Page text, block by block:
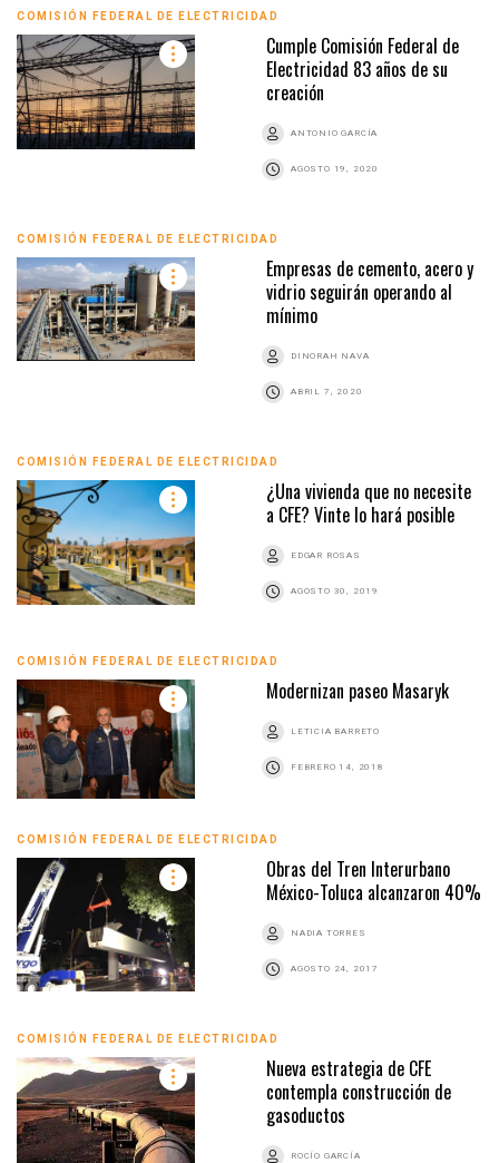
COMISIÓN FEDERAL DE ELECTRICIDAD
Cumple Comisión Federal de
Electricidad 83 años de su
creación
ANTONIO GARCÍA
AGOSTO 19, 2020
COMISIÓN FEDERAL DE ELECTRICIDAD
Empresas de cemento, acero y
vidrio seguirán operando al
mínimo
DINORAH NAVA
ABRIL 7, 2020
COMISIÓN FEDERAL DE ELECTRICIDAD
¿Una vivienda que no necesite
a CFE? Vinte lo hará posible
EDGAR ROSAS
AGOSTO 30, 2019
COMISIÓN FEDERAL DE ELECTRICIDAD
Modernizan paseo Masaryk
LETICIA BARRETO
FEBRERO 14, 2018
COMISIÓN FEDERAL DE ELECTRICIDAD
Obras del Tren Interurbano
México-Toluca alcanzaron 40%
NADIA TORRES
AGOSTO 24, 2017
COMISIÓN FEDERAL DE ELECTRICIDAD
Nueva estrategia de CFE
contempla construcción de
gasoductos
ROCÍO GARCÍA